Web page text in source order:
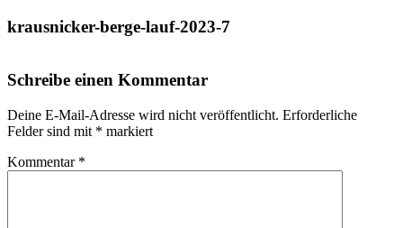
krausnicker-berge-lauf-2023-7
Schreibe einen Kommentar
Deine E-Mail-Adresse wird nicht veröffentlicht. Erforderliche
Felder sind mit * markiert
Kommentar *